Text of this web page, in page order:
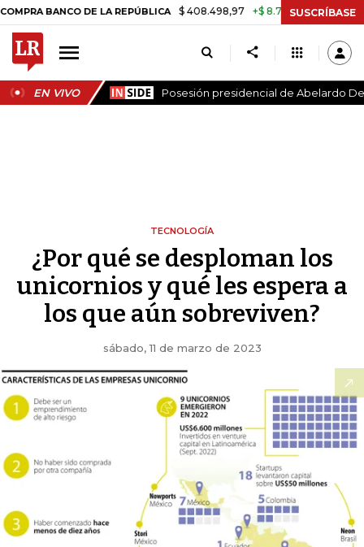
DE LA REPÚBLICA $ 408.498,97 +$ 8.753,81 +2,19% TASA
SUSCRÍBASE
EN VIVO Posesión presidencial de Abelardo
TECNOLOGÍA
¿Por qué se desploman los
unicornios y qué les espera a
los que aún sobreviven?
sábado, 11 de marzo de 2023